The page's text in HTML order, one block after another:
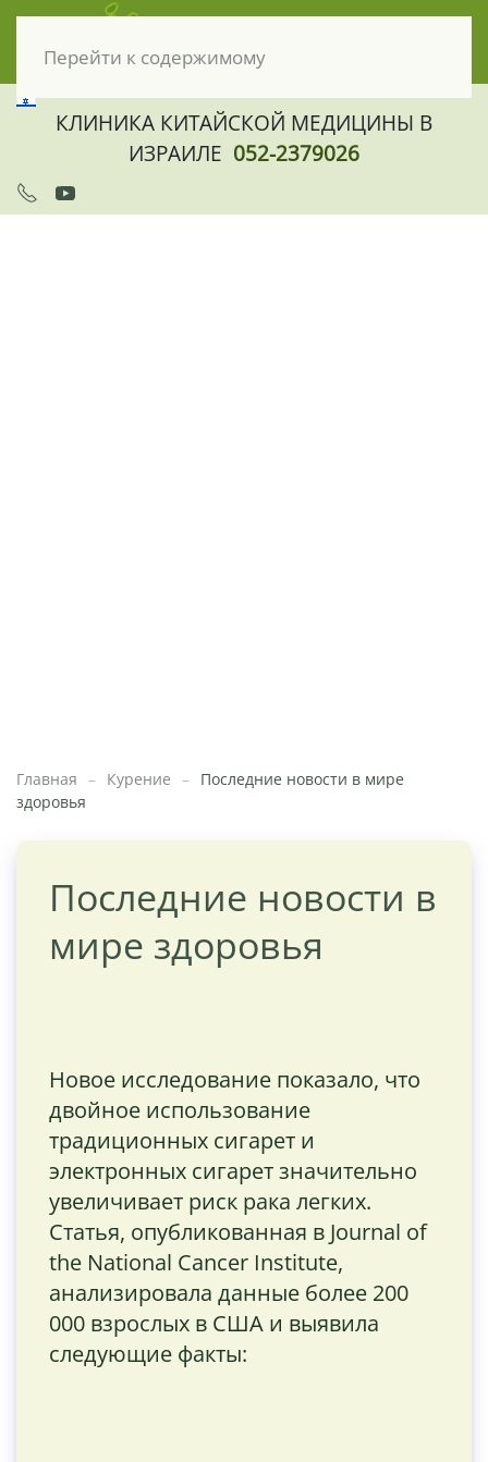
Перейти к содержимому
КЛИНИКА КИТАЙСКОЙ МЕДИЦИНЫ В
ИЗРАИЛЕ 052-2379026
Главная Курение
Последние новости в мире
здоровья
Последние новости в
мире здоровья
Новое исследование показало, что
двойное использование
традиционных сигарет и
электронных сигарет значительно
увеличивает риск рака легких.
Статья, опубликованная в Journal of
the National Cancer Institute,
анализировала данные более 200
000 взрослых в США и выявила
следующие факты: